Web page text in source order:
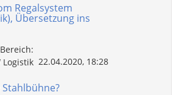
Regalsystem
Übersetzung ins
Bereich:
Logistik 22.04.2020, 18:28